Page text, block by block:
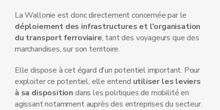
La Wallonie est donc directement concernée par le
déploiement des infrastructures et l'organisation
du transport ferroviaire, tant des voyageurs que des
marchandises, sur son territoire.
Elle dispose à cet égard d'un potentiel important. Pour
exploiter ce potentiel, elle entend utiliser les leviers
à sa disposition dans les politiques de mobilité en
agissant notamment auprès des entreprises du secteur.